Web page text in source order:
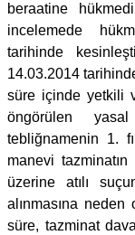
beraatine
incelemede
tarihinde
14.03.2014
süre içinde yetkili
öngörülen yasal
tebliğnamenin 1.
manevi
üzerine atılı
alınmasına neden
süre, tazminat